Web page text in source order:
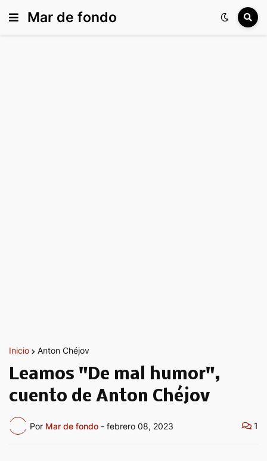
Mar de fondo
Inicio Anton Chéjov
Leamos "De mal humor",
cuento de Anton Chéjov
Por Mar de fondo - febrero 08, 2023 1